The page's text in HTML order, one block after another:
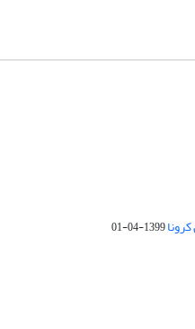
1399-04-01